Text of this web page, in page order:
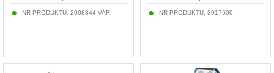
NR PRODUKTU: 2008344-VAR NR PRODUKTU: 3017600